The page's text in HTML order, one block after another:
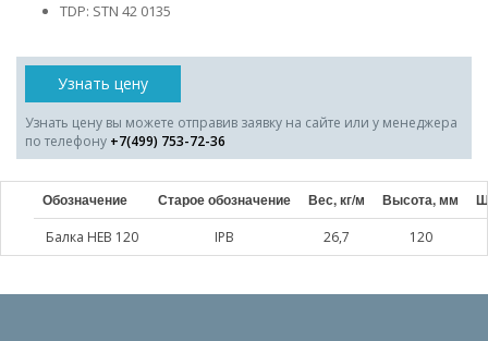
TDP: STN 42 0135
Узнать цену
Узнать цену вы можете отправив заявку на сайте или у менеджера
по телефону +7(499) 753-72-36
Обозначение Старое обозначение Вес, кг/м Высота, мм
Балка HEB 120 IPB 26,7 120